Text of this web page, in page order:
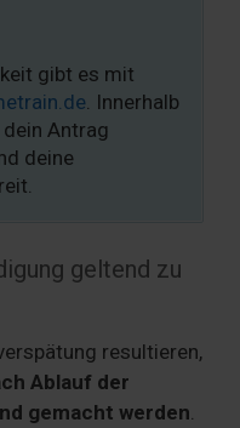
gibt es mit
. Innerhalb
Antrag
deine
geltend zu
resultieren,
Ablauf der
gemacht werden